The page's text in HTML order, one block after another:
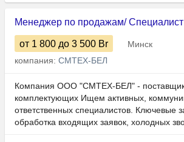
Менеджер по продажам/
от 1 800 до 3 500 Br
Минск
компания: СМТЕХ-БЕЛ
Компания ООО "СМТЕХ-БЕЛ" -
комплектующих Ищем активных,
ответственных специалистов. Ключевые
обработка входящих заявок, холодных